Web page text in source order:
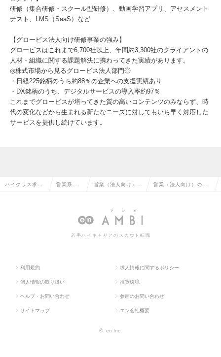
研修（集合研修・スクール型研修）、動画学習アプリ、アセスメント
テスト、LMS（SaaS）など
【グロービス法人向け研修事業の強み】
グロービスはこれまで6,700社以上、年間約3,300社のクライアントの
人材・組織に関する課題解決に携わってきた実績があります。
◎株式市場から見るグロービス法人部門◎
・日経225銘柄のうち約88％の企業への支援実績あり
・DX銘柄のうち、デジタルサービスの導入率約97％
これまでグロービスが培ってきた質の高いコンテンツのみならず、時
代の変化などから⽣まれる新たなニーズに対してもいち早く対応した
サービスを提供し続けています。
ハイクラス求人 営業系の 営業（法人向け）の 営業（法人向け）の求
若手ハイキャリアのスカウト転職
利用規約 求人情報に関するポリシー
個人情報の取り扱い 推奨環境
ヘルプ・お問い合わせ 参画のお問い合わせ
サイトマップ エン会社概要
© en Inc.